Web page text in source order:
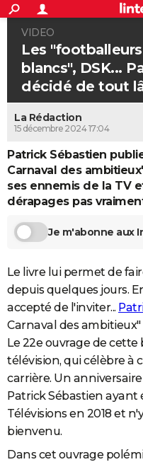
ACTUALITÉS
SPORT
Coupe du monde 2026
Football
Tennis
Cyclisme
Rugby
Forum
CULTURE
FINANCE
Retraite
Impôts
Epargne
Immobilier
Risques naturels par ville
Banque
Assurance
Crédit
AUTO
Essais
Réserver un essai
Citadines
Berlines
SUV
Forum auto
+HIGH-TECH
Mobiles
Meilleur smartphone
Internet
Ordinateurs
Jeux vidéo
Guide high-tech
+
BRICOLAGE
Guides de France
Escapades
Patrimoine
Expositions
Musées
Week-end nature
Art de vivre
Bien-être
Loisirs
Mode
Modes de vie
SANTE
Alimentation
Guide de la santé
Maladies
Médicaments
Sommeil
VOYAGE
Destinations
City break
Voyage nature
Voyage de noces
Forum
Climat
+
GUIDES D'ACHAT
BONS PLANS
CARTE DE VOEUX
DICTIONNAIRE
VIDEO
Les
blancs", DSK...
décidé de tout
La Rédaction
15 décembre 2024 17:04
Patrick Sébastien
Carnaval des
ses ennemis de la TV
dérapages pas
Je m'abonne aux
Le livre lui permet de
depuis quelques jours.
accepté de l'inviter...
Carnaval des
Le 22e ouvrage de
télévision, qui célèbre à
carrière. Un
Patrick Sébastien ayant
Télévisions en 2018 et
bienvenu.
Dans cet ouvrage